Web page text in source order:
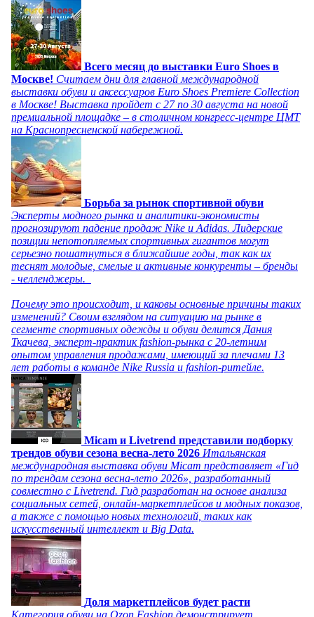
Всего месяц до выставки Euro Shoes в
Москве! Считаем дни для главной международной
выставки обуви и аксессуаров Euro Shoes Premiere Collection
в Москве! Выставка пройдет с 27 по 30 августа на новой
премиальной площадке – в столичном конгресс-центре ЦМТ
на Краснопресненской набережной.
Борьба за рынок спортивной обуви
Эксперты модного рынка и аналитики-экономисты
прогнозируют падение продаж Nike и Adidas. Лидерские
позиции непотопляемых спортивных гигантов могут
серьезно пошатнуться в ближайшие годы, так как их
теснят молодые, смелые и активные конкуренты – бренды
- челленджеры.
Почему это происходит, и каковы основные причины таких
изменений? Своим взглядом на ситуацию на рынке в
сегменте спортивных одежды и обуви делится Дания
Ткачева, эксперт-практик fashion-рынка с 20-летним
опытом управления продажами, имеющий за плечами 13
лет работы в команде Nike Russia и fashion-ритейле.
Micam и Livetrend представили подборку
трендов обуви сезона весна-лето 2026 Итальянская
международная выставка обуви Micam представляет «Гид
по трендам сезона весна-лето 2026», разработанный
совместно с Livetrend. Гид разработан на основе анализа
социальных сетей, онлайн-маркетплейсов и модных показов,
а также с помощью новых технологий, таких как
искусственный интеллект и Big Data.
Доля маркетплейсов будет расти
Категория обуви на Ozon Fashion демонстрирует